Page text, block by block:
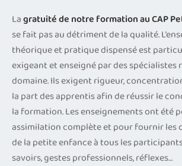
Lagratuité de notre formation au CAP
se fait pas au détriment de la qualité.
théorique et pratique dispensé est
exigeant et enseigné par des spécialistes
domaine. Ils exigent rigueur,
la part des apprentis afin de réussir le
la formation. Les enseignements ont été
assimilation complète et pour fournir les
de la petite enfance à tous les participants,
savoirs, gestes professionnels, réflexes…